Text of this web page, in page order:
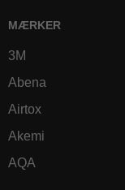
MÆRKER
3M
Abena
Airtox
Akemi
AQA